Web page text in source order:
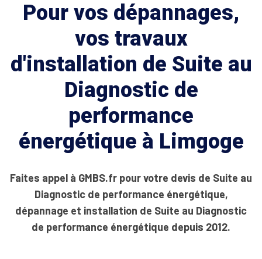
Pour vos dépannages,
vos travaux
d'installation de Suite au
Diagnostic de
performance
énergétique à Limgoge
Faites appel à GMBS.fr pour votre devis de Suite au
Diagnostic de performance énergétique,
dépannage et installation de Suite au Diagnostic
de performance énergétique depuis 2012.